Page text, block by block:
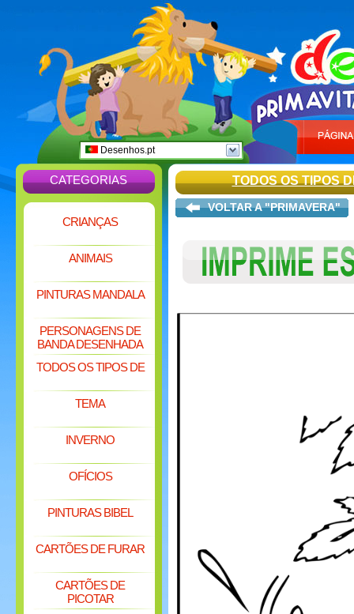
Desenhos.pt
CATEGORIAS
CRIANÇAS
ANIMAIS
PINTURAS MANDALA
PERSONAGENS DE
BANDA DESENHADA
TODOS OS TIPOS DE
TEMA
INVERNO
OFÍCIOS
PINTURAS BIBEL
CARTÕES DE FURAR
CARTÕES DE
PICOTAR
TODOS OS TIPOS
VOLTAR A "PRIMAVERA"